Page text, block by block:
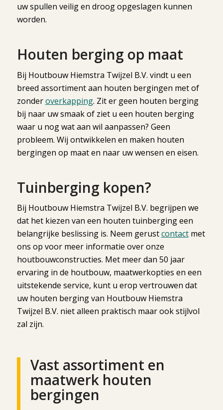
uw spullen veilig en droog opgeslagen kunnen
worden.
Houten berging op maat
Bij Houtbouw Hiemstra Twijzel B.V. vindt u een
breed assortiment aan houten bergingen met of
zonderoverkapping. Zit er geen houten berging
bij naar uw smaak of ziet u een houten berging
waar u nog wat aan wil aanpassen? Geen
probleem. Wij ontwikkelen en maken houten
bergingen op maat en naar uw wensen en eisen.
Tuinberging kopen?
Bij Houtbouw Hiemstra Twijzel B.V. begrijpen we
dat het kiezen van een houten tuinberging een
belangrijke beslissing is. Neem gerustcontactmet
ons op voor meer informatie over onze
houtbouwconstructies. Met meer dan 50 jaar
ervaring in de houtbouw, maatwerkopties en een
uitstekende service, kunt u erop vertrouwen dat
uw houten berging van Houtbouw Hiemstra
Twijzel B.V. niet alleen praktisch maar ook stijlvol
zal zijn.
Vast assortiment en
maatwerk houten
bergingen